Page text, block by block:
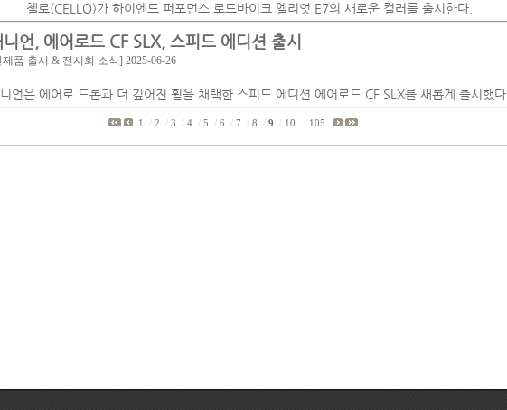
첼로(CELLO)가 하이엔드 퍼포먼스 로드바이크 엘리엇 E7의 새로운 컬러를 출시한다.
니언, 에어로드 CF SLX, 스피드 에디션 출시
제품 출시 & 전시회 소식] 2025-06-26
언은 에어로 드롭과 더 깊어진 휠을 채택한 스피드 에디션 에어로드 CF SLX를 새롭게 출시했다.
1 /2 /3 /4 /5 /6 /7 /8 / 9 /10 105